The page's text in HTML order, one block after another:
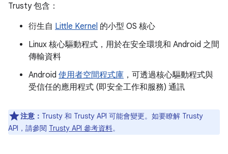
Trusty 包含：
衍生自 Little Kernel 的小型 OS 核心
Linux 核心驅動程式，用於在安全環境和 Android 之間
傳輸資料
Android 使用者空間程式庫 ，可透過核心驅動程式與
受信任的應用程式 (即安全工作和服務) 通訊
注意： Trusty 和 Trusty API 可能會變更。如要瞭解 Trusty
API，請參閱 Trusty API 參考資料。